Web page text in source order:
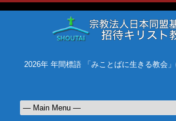
2026年 年間標語 「みことばに生きる教会」